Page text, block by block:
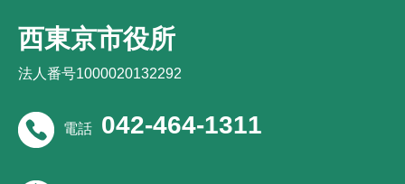
西東京市役所
法人番号1000020132292
電話 042-464-1311